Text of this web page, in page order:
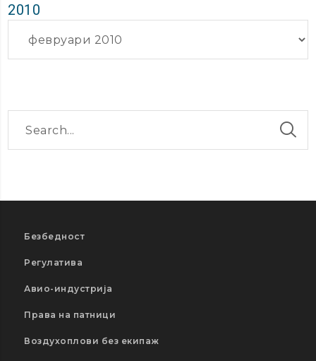
2010
Безбедност
Регулатива
Авио-индустрија
Права на патници
Воздухоплови без екипаж